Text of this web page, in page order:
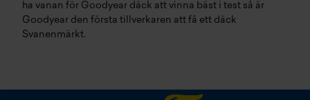
ha vanan för Goodyear däck att vinna bäst i test så är
Goodyear den första tillverkaren att få ett däck
Svanenmärkt.